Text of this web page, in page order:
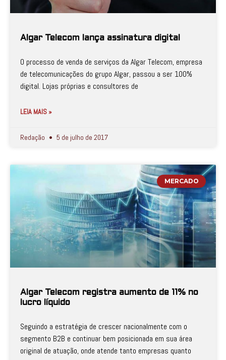
Algar Telecom lança assinatura digital
O processo de venda de serviços da Algar Telecom, empresa
de telecomunicações do grupo Algar, passou a ser 100%
digital. Lojas próprias e consultores de
LEIA MAIS »
Redação 5 de julho de 2017
MERCADO
Algar Telecom registra aumento de 11% no
lucro líquido
Seguindo a estratégia de crescer nacionalmente com o
segmento B2B e continuar bem posicionada em sua área
original de atuação, onde atende tanto empresas quanto